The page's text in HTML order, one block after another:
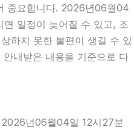
중요합니다. 2026년06월04
일정이 늦어질 수 있고, 조
하지 못한 불편이 생길 수 있
내받은 내용을 기준으로 다
년06월04일 12시27분